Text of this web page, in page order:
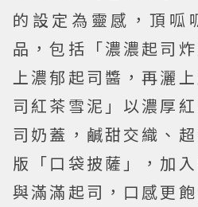
的設定為靈感，頂呱
品，包括「濃濃起司
上濃郁起司醬，再灑
司紅茶雪泥」以濃厚
司奶蓋，鹹甜交織、
版「口袋披薩」，加
與滿滿起司，口感更